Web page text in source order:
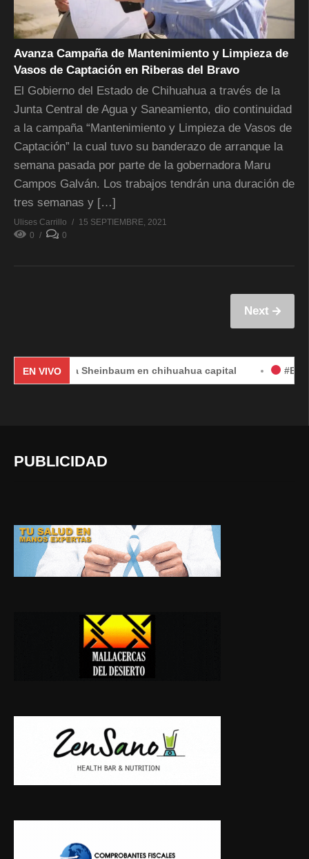
Avanza Campaña de Mantenimiento y Limpieza de
Vasos de Captación en Riberas del Bravo
El Gobierno del Estado de Chihuahua a través de la
Junta Central de Agua y Saneamiento, dio continuidad
a la campaña “Mantenimiento y Limpieza de Vasos de
Captación” la cual tuvo su banderazo de arranque la
semana pasada por parte de la gobernadora Maru
Campos Galván. Los trabajos tendrán una duración de
tres semanas y […]
Ulises Carrillo
15 SEPTIEMBRE, 2021
0
0
Next
EN VIVO
Sheinbaum en chihuahua capital #EnVivo | DÍA 2:
PUBLICIDAD